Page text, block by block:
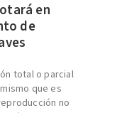
en
de
total o parcial
que es
no